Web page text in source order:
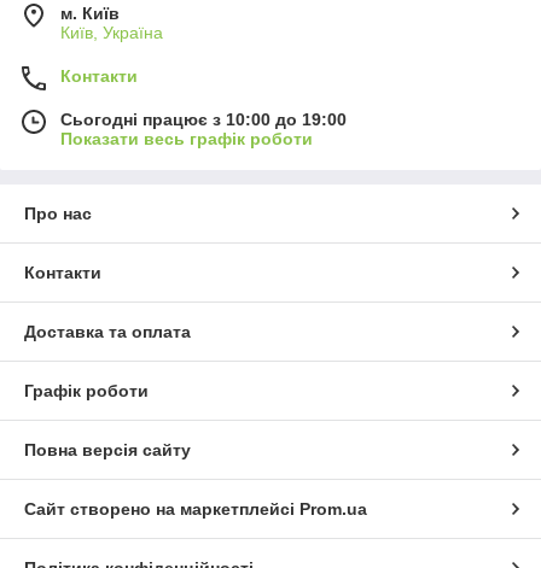
м. Київ
Київ, Україна
Контакти
Сьогодні працює з 10:00 до 19:00
Показати весь графік роботи
Про нас
Контакти
Доставка та оплата
Графік роботи
Повна версія сайту
Сайт створено на маркетплейсі Prom.ua